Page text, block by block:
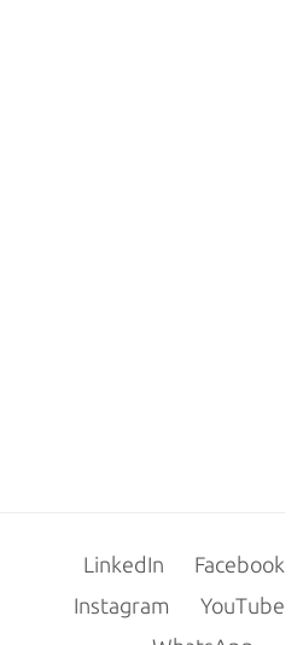
LinkedIn
Facebook
Instagram
YouTube